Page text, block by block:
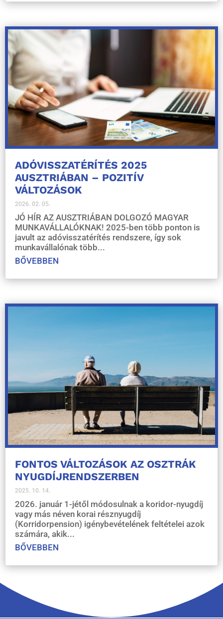
ADÓVISSZATÉRÍTÉS 2025
AUSZTRIÁBAN – POZITÍV
VÁLTOZÁSOK
2026. 02. 05.
JÓ HÍR AZ AUSZTRIÁBAN DOLGOZÓ MAGYAR
MUNKAVÁLLALÓKNAK! 2025-ben több ponton is
javult az adóvisszatérítés rendszere, így sok
munkavállalónak több...
BŐVEBBEN
FONTOS VÁLTOZÁSOK AZ OSZTRÁK
NYUGDÍJRENDSZERBEN
2025. 10. 14.
2026. január 1-jétől módosulnak a koridor-nyugdíj
vagy más néven korai résznyugdíj
(Korridorpension) igénybevételének feltételei azok
számára, akik...
BŐVEBBEN